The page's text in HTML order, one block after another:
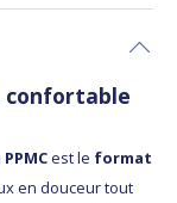
confortable
est le format
en douceur tout